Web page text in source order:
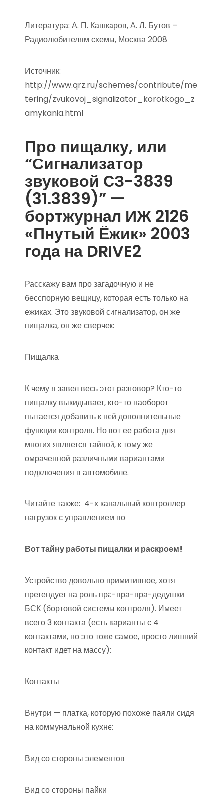
Литература: А. П. Кашкаров, А. Л. Бутов –
Радиолюбителям схемы, Москва 2008
Источник:
http://www.qrz.ru/schemes/contribute/me
tering/zvukovoj_signalizator_korotkogo_z
amykania.html
Про пищалку, или
“Сигнализатор
звуковой СЗ-3839
(31.3839)” —
бортжурнал ИЖ 2126
«Пнутый Ёжик» 2003
года на DRIVE2
Расскажу вам про загадочную и не
бесспорную вещицу, которая есть только на
ежиках. Это звуковой сигнализатор, он же
пищалка, он же сверчек:
Пищалка
К чему я завел весь этот разговор? Кто-то
пищалку выкидывает, кто-то наоборот
пытается добавить к ней дополнительные
функции контроля. Но вот ее работа для
многих является тайной, к тому же
омраченной различными вариантами
подключения в автомобиле.
Читайте также: 4-х канальный контроллер
нагрузок с управлением по
Вот тайну работы пищалки и раскроем!
Устройство довольно примитивное, хотя
претендует на роль пра-пра-пра-дедушки
БСК (бортовой системы контроля). Имеет
всего 3 контакта (есть варианты с 4
контактами, но это тоже самое, просто лишний
контакт идет на массу):
Контакты
Внутри — платка, которую похоже паяли сидя
на коммунальной кухне:
Вид со стороны элементов
Вид со стороны пайки